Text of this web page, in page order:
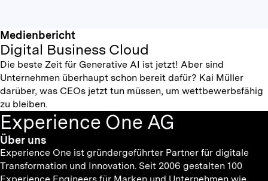
Medienbericht
Digital Business Cloud
Die beste Zeit für Generative AI ist jetzt! Aber sind
Unternehmen überhaupt schon bereit dafür? Kai Müller
darüber, was CEOs jetzt tun müssen, um wettbewerbsfähig
zu bleiben.
Experience One AG
Über uns
Experience One ist gründergeführter Partner für digitale
Transformation und Innovation. Seit 2006 gestalten 100